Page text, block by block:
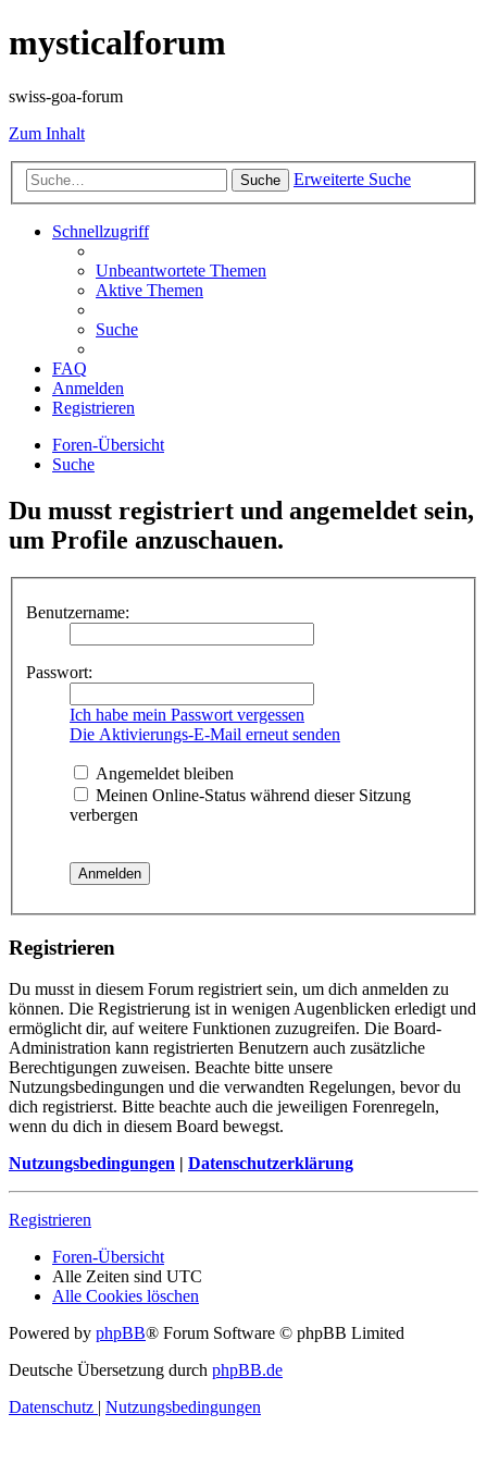
mysticalforum
swiss-goa-forum
Zum Inhalt
Suche Erweiterte Suche
Schnellzugriff
Unbeantwortete Themen
Aktive Themen
Suche
FAQ
Anmelden
Registrieren
Foren-Übersicht
Suche
Du musst registriert und angemeldet sein,
um Profile anzuschauen.
Benutzername:
Passwort:
Ich habe mein Passwort vergessen
Die Aktivierungs-E-Mail erneut senden
Angemeldet bleiben
Meinen Online-Status während dieser Sitzung
verbergen
Registrieren
Du musst in diesem Forum registriert sein, um dich anmelden zu
können. Die Registrierung ist in wenigen Augenblicken erledigt und
ermöglicht dir, auf weitere Funktionen zuzugreifen. Die Board-
Administration kann registrierten Benutzern auch zusätzliche
Berechtigungen zuweisen. Beachte bitte unsere
Nutzungsbedingungen und die verwandten Regelungen, bevor du
dich registrierst. Bitte beachte auch die jeweiligen Forenregeln,
wenn du dich in diesem Board bewegst.
Nutzungsbedingungen | Datenschutzerklärung
Registrieren
Foren-Übersicht
Alle Zeiten sind UTC
Alle Cookies löschen
Powered by phpBB® Forum Software © phpBB Limited
Deutsche Übersetzung durch phpBB.de
Datenschutz | Nutzungsbedingungen